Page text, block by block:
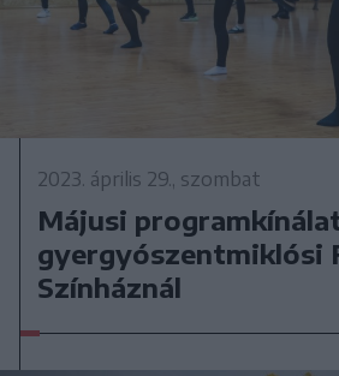
2023. április 29., szombat
Májusi
gyergyószentmiklósi
Színháznál